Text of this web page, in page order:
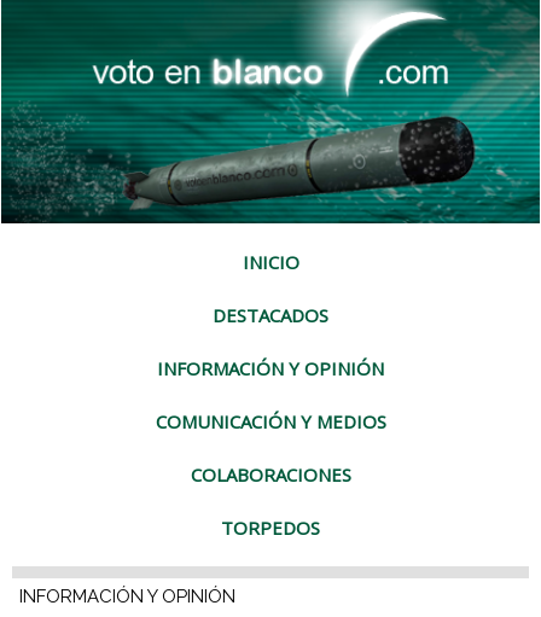
INICIO
DESTACADOS
INFORMACIÓN Y OPINIÓN
COMUNICACIÓN Y MEDIOS
COLABORACIONES
TORPEDOS
INFORMACIÓN Y OPINIÓN